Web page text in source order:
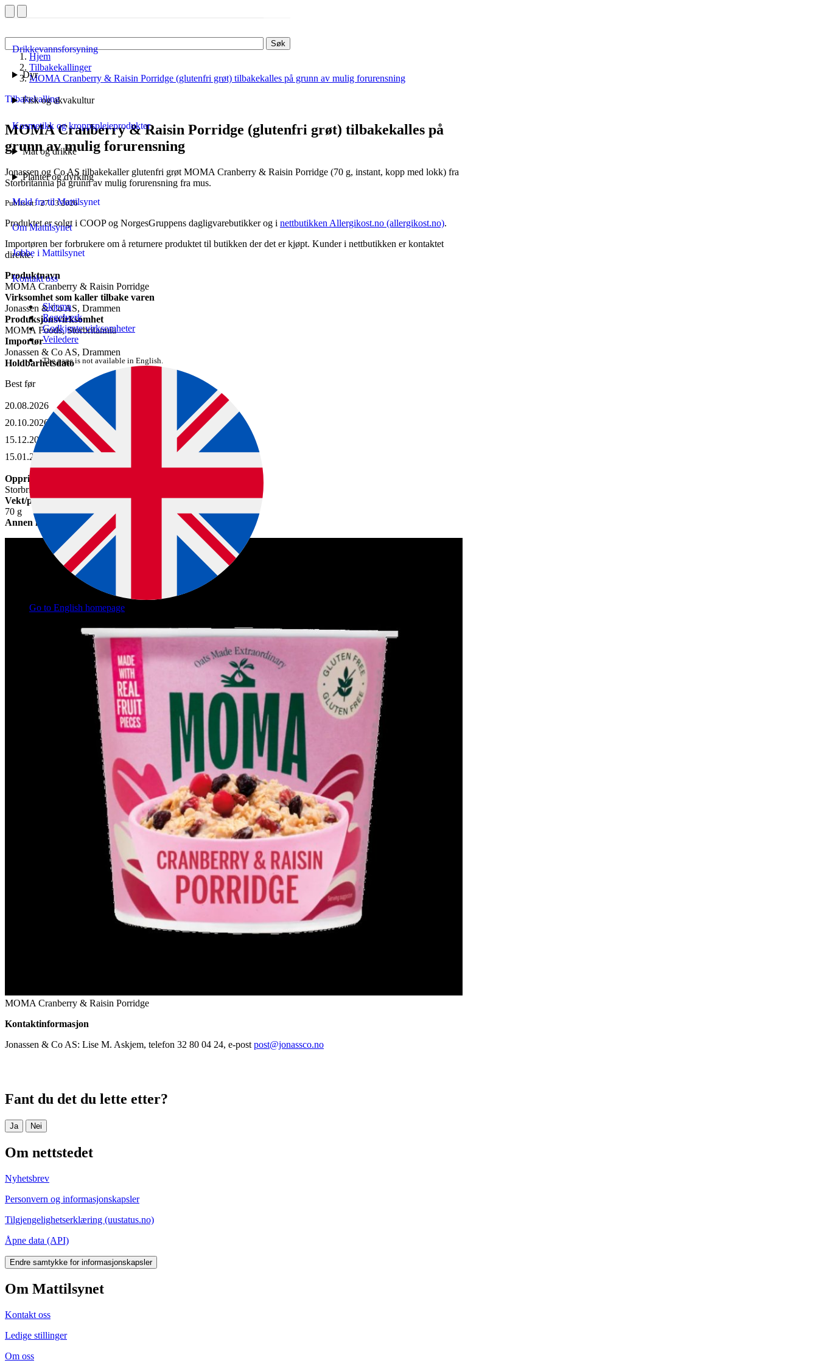
Søk
Drikkevannsforsyning
Dyr
Fisk og akvakultur
Kosmetikk og kroppspleieprodukter
Mat og drikke
Planter og dyrking
Meld fra til Mattilsynet
Om Mattilsynet
Jobbe i Mattilsynet
Kontakt oss
Skjema
Regelverk
Godkjente virksomheter
Veiledere
The page is not available in English.
Go to English homepage
Hjem
Tilbakekallinger
MOMA Cranberry & Raisin Porridge (glutenfri grøt) tilbakekalles på grunn av mulig forurensning
Tilbakekalling
MOMA Cranberry & Raisin Porridge (glutenfri grøt) tilbakekalles på
grunn av mulig forurensning
Jonassen og Co AS tilbakekaller glutenfri grøt MOMA Cranberry & Raisin Porridge (70 g, instant, kopp med lokk) fra
Storbritannia på grunn av mulig forurensning fra mus.
Publisert 27.03.2026
Produktet er solgt i COOP og NorgesGruppens dagligvarebutikker og i nettbutikken Allergikost.no (allergikost.no).
Importøren ber forbrukere om å returnere produktet til butikken der det er kjøpt. Kunder i nettbutikken er kontaktet
direkte.
Produktnavn
MOMA Cranberry & Raisin Porridge
Virksomhet som kaller tilbake varen
Jonassen & Co AS, Drammen
Produksjonsvirksomhet
MOMA Foods, Storbritannia
Importør
Jonassen & Co AS, Drammen
Holdbarhetsdato
Best før
20.08.2026
20.10.2026
15.12.2026
15.01.2027
Opprinnelsesland
Storbritannia
Vekt/pakningsstørrelse
70 g
Annen informasjon
MOMA Cranberry & Raisin Porridge
Kontaktinformasjon
Jonassen & Co AS: Lise M. Askjem, telefon 32 80 04 24, e-post post@jonassco.no
Fant du det du lette etter?
Ja Nei
Om nettstedet
Nyhetsbrev
Personvern og informasjonskapsler
Tilgjengelighetserklæring (uustatus.no)
Åpne data (API)
Endre samtykke for informasjonskapsler
Om Mattilsynet
Kontakt oss
Ledige stillinger
Om oss